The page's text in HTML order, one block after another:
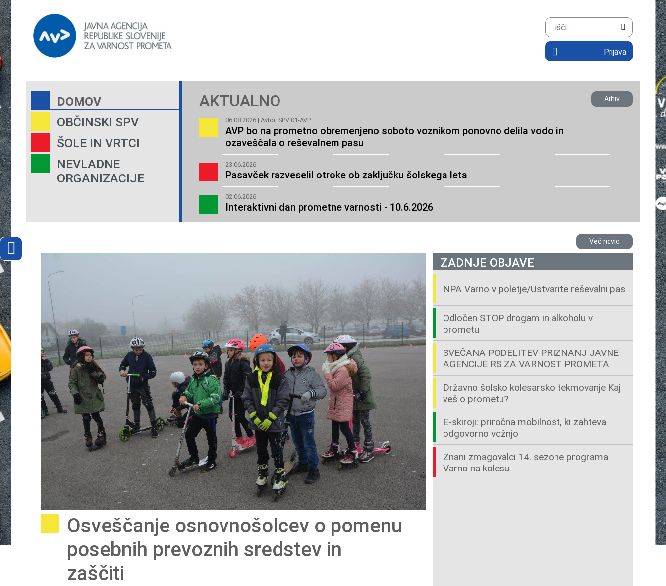
Prijava
DOMOV
OBČINSKI SPV
ŠOLE IN VRTCI
NEVLADNE
ORGANIZACIJE
AKTUALNO Arhiv
06.08.2026 | Avtor: SPV 01-AVP
AVP bo na prometno obremenjeno soboto voznikom ponovno delila vodo in
ozaveščala o reševalnem pasu
23.06.2026
Pasavček razveselil otroke ob zaključku šolskega leta
02.06.2026
Interaktivni dan prometne varnosti - 10.6.2026
Več novic
Osveščanje osnovnošolcev o pomenu
posebnih prevoznih sredstev in
zaščiti
ZADNJE OBJAVE
NPA Varno v poletje/Ustvarite reševalni pas
Odločen STOP drogam in alkoholu v
prometu
SVEČANA PODELITEV PRIZNANJ JAVNE
AGENCIJE RS ZA VARNOST PROMETA
Državno šolsko kolesarsko tekmovanje Kaj
veš o prometu?
E-skiroji: priročna mobilnost, ki zahteva
odgovorno vožnjo
Znani zmagovalci 14. sezone programa
Varno na kolesu